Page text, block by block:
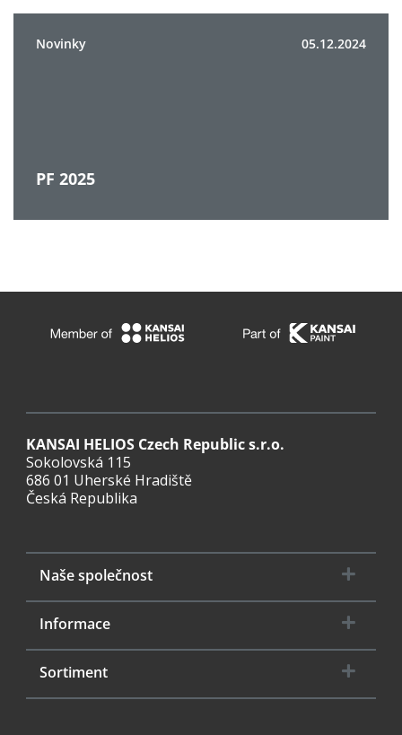
Novinky 05.12.2024
PF 2025
KANSAI HELIOS Czech Republic s.r.o.
Sokolovská 115
686 01 Uherské Hradiště
Česká Republika
Naše společnost
Informace
Sortiment